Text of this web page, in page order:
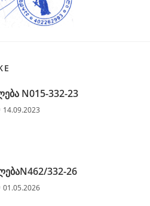
N015-332-23
14.09.2023
332-26
01.05.2026